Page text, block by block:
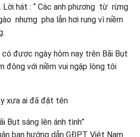
Lời hát : “ Các anh phương từ rừng
nhưng pha lẫn hơi rung vì niềm
được ngày hôm nay trên Bãi Bụt
đông với niềm vui ngập lòng tôi
xưa ai đã đặt tên
Bụt sáng lên ánh tình”
ban hướng dẫn GĐPT Việt Nam